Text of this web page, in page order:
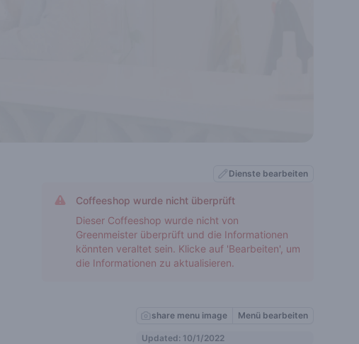
Dienste bearbeiten
Coffeeshop wurde nicht überprüft
Dieser Coffeeshop wurde nicht von
Greenmeister überprüft und die Informationen
könnten veraltet sein. Klicke auf 'Bearbeiten', um
die Informationen zu aktualisieren.
share menu image Menü bearbeiten
Updated: 10/1/2022